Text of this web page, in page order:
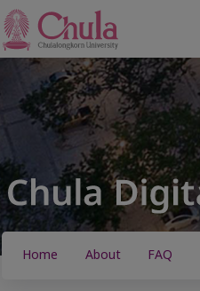
Home About FAQ